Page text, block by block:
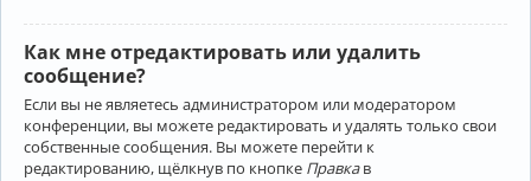
Как мне отредактировать или удалить
сообщение?
Если вы не являетесь администратором или модератором
конференции, вы можете редактировать и удалять только свои
собственные сообщения. Вы можете перейти к
редактированию, щёлкнув по кнопке Правкав